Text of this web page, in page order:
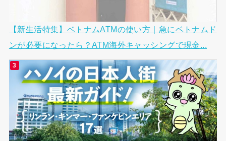
【新生活特集】ベトナムATMの使い方｜急にベトナムド
ンが必要になったら？ATM海外キャッシングで現金...